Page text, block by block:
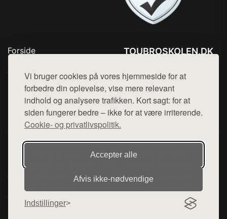
Vi bruger cookies på vores hjemmeside for at
forbedre din oplevelse, vise mere relevant
indhold og analysere trafikken. Kort sagt: for at
siden fungerer bedre – ikke for at være irriterende.
Cookie- og privatlivspolitik.
Accepter alle
Afvis ikke‑nødvendige
Indstillinger
Forside
Top Rabatter
Blog
Kontakt
TOUBROSKOLEN.DK
Mail: hej@want.dk
Cookie- og privatlivspolitik
Denne side er en del af want.dk, der udgiver en række
hjemmesider med præsentation af forskellige produkter fra
diverse webshops. Der sælges ikke varer fra denne side - vi
henviser til de shops, som sælger varen. Vi har heller ikke
varerne på lager.